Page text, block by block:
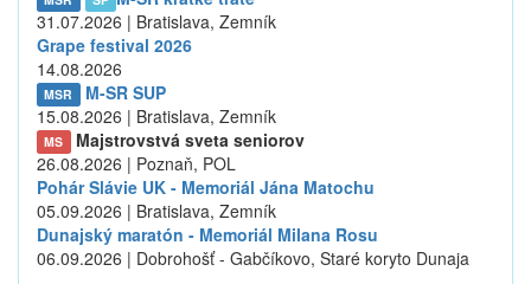
31.07.2026 | Bratislava, Zemník
Grape festival 2026
14.08.2026
MSR
M-SR SUP
15.08.2026 | Bratislava, Zemník
MS
Majstrovstvá sveta seniorov
26.08.2026 | Poznaň, POL
Pohár Slávie UK - Memoriál Jána Matochu
05.09.2026 | Bratislava, Zemník
Dunajský maratón - Memoriál Milana Rosu
06.09.2026 | Dobrohošť - Gabčíkovo, Staré koryto Dunaja